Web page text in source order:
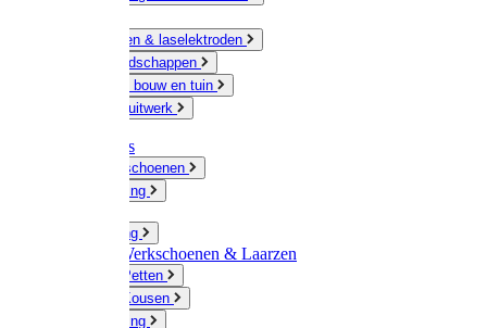
Slijpschijven & laselektroden
Handgereedschappen
IJzerwaren bouw en tuin
Hang en sluitwerk
Disposables
Werkhandschoenen
Regenkleding
Werkkleding
Wandel-/ Werkschoenen & Laarzen
Hoeden / Petten
Sokken / Kousen
Winterkleding